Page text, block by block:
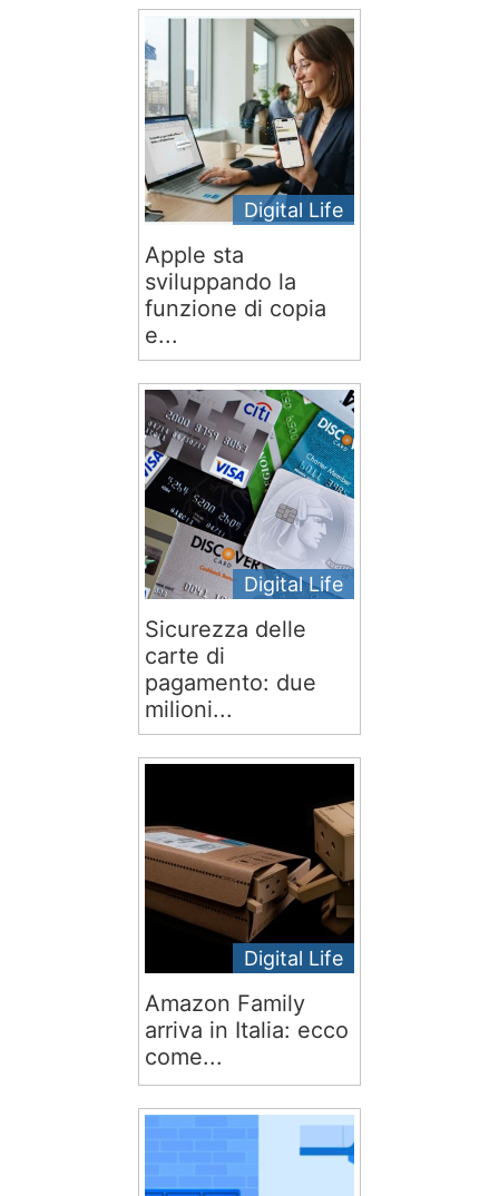
Digital Life
Apple sta
sviluppando la
funzione di copia
e...
Digital Life
Sicurezza delle
carte di
pagamento: due
milioni...
Digital Life
Amazon Family
arriva in Italia: ecco
come...